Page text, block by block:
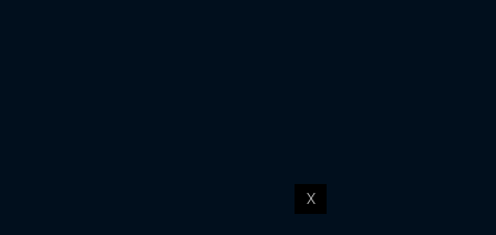
X